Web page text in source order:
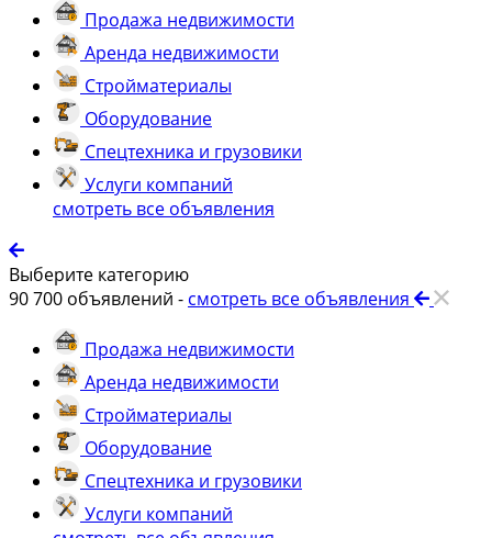
Продажа недвижимости
Аренда недвижимости
Стройматериалы
Оборудование
Спецтехника и грузовики
Услуги компаний
смотреть все объявления
Выберите категорию
90 700 объявлений - смотреть все объявления
Продажа недвижимости
Аренда недвижимости
Стройматериалы
Оборудование
Спецтехника и грузовики
Услуги компаний